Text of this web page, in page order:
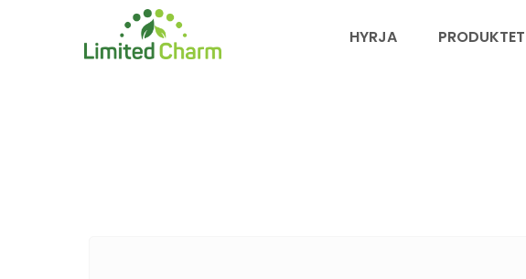
HYRJA PRODUKTET